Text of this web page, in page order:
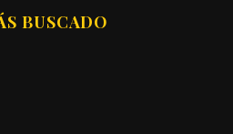
BUSCADO